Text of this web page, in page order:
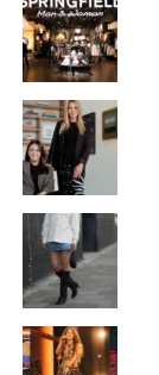
días, cuando
artista,
en el ámbito de
restaurante,
representar
El